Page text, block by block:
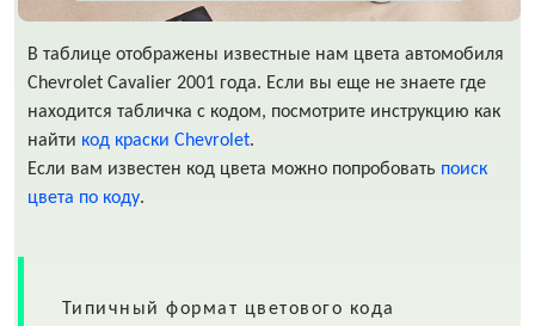
В таблице отображены известные нам цвета автомобиля
Chevrolet Cavalier 2001 года. Если вы еще не знаете где
находится табличка с кодом, посмотрите инструкцию как
найти код краски Chevrolet.
Если вам известен код цвета можно попробовать поиск
цвета по коду.
Типичный формат цветового кода